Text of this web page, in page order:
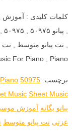
کلمات کلیدی : آموزش
For Piano , Piano
برچسب: 50975
Piano
Music Sheet Music
پیانو یگانه آموزش
عزتی نت پیانو متوسط